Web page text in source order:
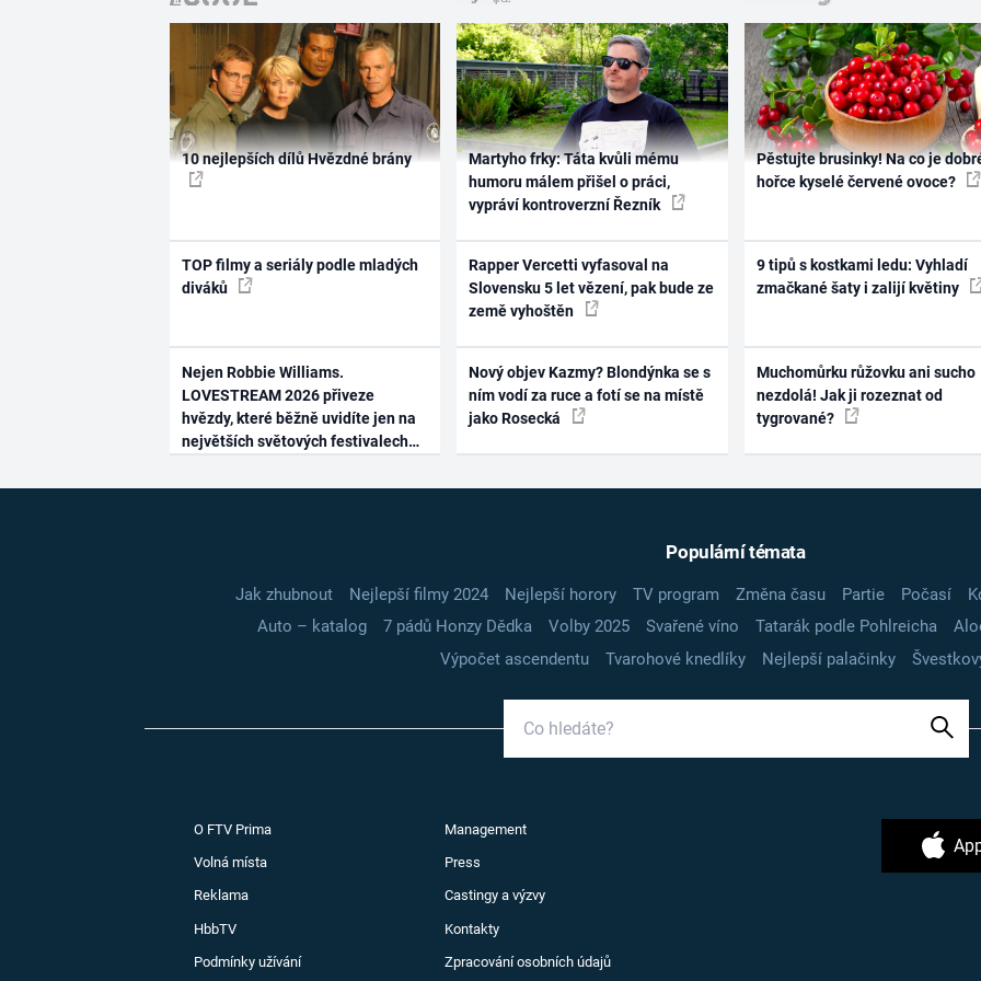
10 nejlepších dílů Hvězdné brány
TOP filmy a seriály podle mladých
diváků
Nejen Robbie Williams.
LOVESTREAM 2026 přiveze
hvězdy, které běžně uvidíte jen na
největších světových festivalech
Martyho frky: Táta kvůli mému
humoru málem přišel o práci,
vypráví kontroverzní Řezník
Rapper Vercetti vyfasoval na
Slovensku 5 let vězení, pak bude ze
země vyhoštěn
Nový objev Kazmy? Blondýnka se s
ním vodí za ruce a fotí se na místě
jako Rosecká
Pěstujte brusinky! Na co je
hořce kyselé červené ovoce?
9 tipů s kostkami ledu: Vyhladí
zmačkané šaty i zalijí květiny
Muchomůrku růžovku ani sucho
nezdolá! Jak ji rozeznat od
tygrované?
Populární témata
Jak zhubnout Nejlepší filmy 2024 Nejlepší horory TV program Změna času Partie Počasí
Auto – katalog
7 pádů Honzy Dědka Volby 2025 Svařené víno Tatarák podle Pohlreicha
Výpočet ascendentu
Tvarohové knedlíky Nejlepší palačinky
O FTV Prima Management
Volná místa Press
Reklama Castingy a výzvy
HbbTV Kontakty
Podmínky užívání Zpracování osobních údajů